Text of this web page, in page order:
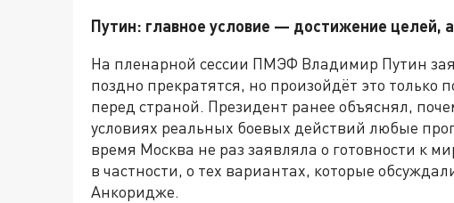
Путин: главное условие — достижение целей,
На пленарной сессии ПМЭФ Владимир Путин
поздно прекратятся, но произойдёт это
перед страной. Президент ранее объяснял,
условиях реальных боевых действий любые
время Москва не раз заявляла о готовности к
в частности, о тех вариантах, которые
Анкоридже.